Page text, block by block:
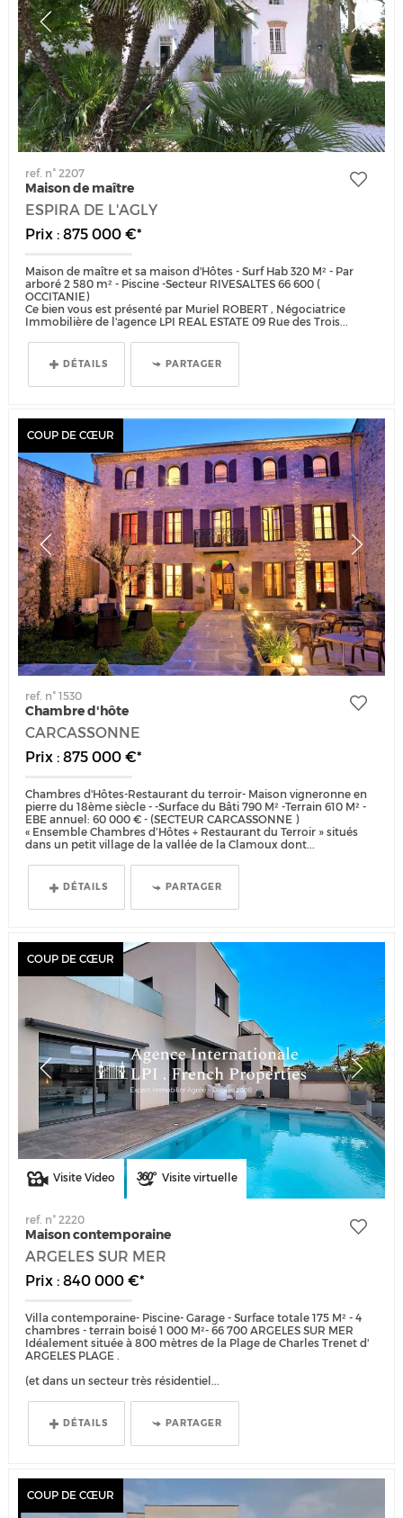
ref. n° 2207
Maison de maître
ESPIRA DE L'AGLY
Prix : 875 000 €*
Maison de maître et sa maison d'Hôtes - Surf Hab 320 M² - Par
arboré 2 580 m² - Piscine -Secteur RIVESALTES 66 600 (
OCCITANIE)
Ce bien vous est présenté par Muriel ROBERT , Négociatrice
Immobilière de l'agence LPI REAL ESTATE 09 Rue des Trois...
DÉTAILS PARTAGER
COUP DE CŒUR
ref. n° 1530
Chambre d'hôte
CARCASSONNE
Prix : 875 000 €*
Chambres d'Hôtes-Restaurant du terroir- Maison vigneronne en
pierre du 18ème siècle - -Surface du Bâti 790 M² -Terrain 610 M² -
EBE annuel: 60 000 € - (SECTEUR CARCASSONNE )
« Ensemble Chambres d’Hôtes + Restaurant du Terroir » situés
dans un petit village de la vallée de la Clamoux dont...
DÉTAILS PARTAGER
Visite Video Visite virtuelle
COUP DE CŒUR
ref. n° 2220
Maison contemporaine
ARGELES SUR MER
Prix : 840 000 €*
Villa contemporaine- Piscine- Garage - Surface totale 175 M² - 4
chambres - terrain boisé 1 000 M²- 66 700 ARGELES SUR MER
Idéalement située à 800 mètres de la Plage de Charles Trenet d'
ARGELES PLAGE .
(et dans un secteur très résidentiel...
DÉTAILS PARTAGER
COUP DE CŒUR